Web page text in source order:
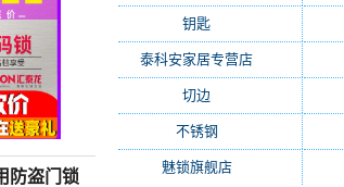
防盗门锁
钥匙
泰科安家居专营店
切边
不锈钢
魅锁旗舰店(11)